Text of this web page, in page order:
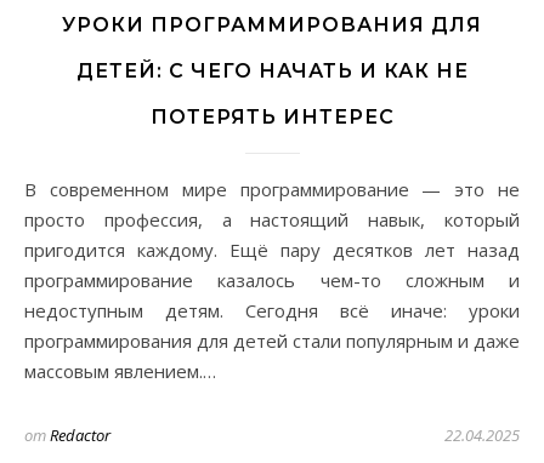
УРОКИ ПРОГРАММИРОВАНИЯ ДЛЯ
ДЕТЕЙ: С ЧЕГО НАЧАТЬ И КАК НЕ
ПОТЕРЯТЬ ИНТЕРЕС
В современном мире программирование — это не
просто профессия, а настоящий навык, который
пригодится каждому. Ещё пару десятков лет назад
программирование казалось чем-то сложным и
недоступным детям. Сегодня всё иначе: уроки
программирования для детей стали популярным и даже
массовым явлением.…
отRedactor 22.04.2025